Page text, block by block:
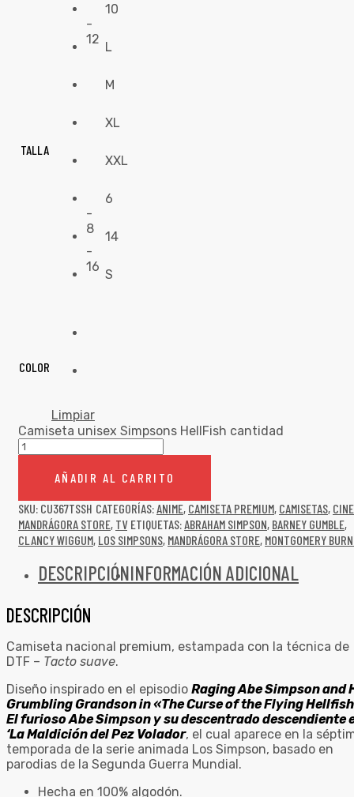
TALLA
10
-
12
L
M
XL
XXL
6
-
8
14
-
16
S
COLOR
Limpiar
Camiseta unisex Simpsons HellFish cantidad
AÑADIR AL CARRITO
SKU: CU367TSSH CATEGORÍAS: ANIME, CAMISETA PREMIUM, CAMISETAS, CINE
MANDRÁGORA STORE, TV ETIQUETAS: ABRAHAM SIMPSON, BARNEY GUMBLE,
CLANCY WIGGUM, LOS SIMPSONS, MANDRÁGORA STORE, MONTGOMERY
DESCRIPCIÓNINFORMACIÓN ADICIONAL
DESCRIPCIÓN
Camiseta nacional premium, estampada con la técnica de
DTF – Tacto suave.
Diseño inspirado en el episodio Raging Abe Simpson and
Grumbling Grandson in «The Curse of the Flying
El furioso Abe Simpson y su descentrado descendiente
‘La Maldición del Pez Volador, el cual aparece en la
temporada de la serie animada Los Simpson, basado en
parodias de la Segunda Guerra Mundial.
Hecha en 100% algodón.